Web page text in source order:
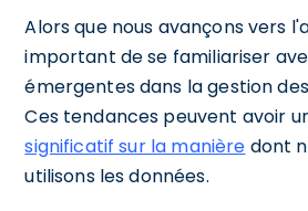
Alors que nous avançons vers
important de se familiariser
émergentes dans la gestion
Ces tendances peuvent avoir
significatif sur la manière dont
utilisons les données.